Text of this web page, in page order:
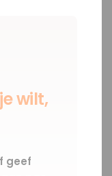
wilt,
geef